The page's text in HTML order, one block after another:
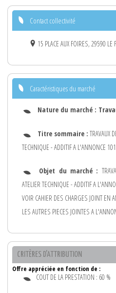
Contact collectivité
15 PLACE AUX FOIRES, 29590 LE
Caractéristiques du marché
Nature du marché :
Titre sommaire : TRAVAUX
TECHNIQUE - ADDITIF A L'ANNONCE
Objet du marché :
ATELIER TECHNIQUE - ADDITIF A
VOIR CAHIER DES CHARGES JOINT EN
LES AUTRES PIECES JOINTES A
CRITÈRES D'ATTRIBUTION
Offre appréciée en fonction de :
COUT DE LA PRESTATION : 60 %